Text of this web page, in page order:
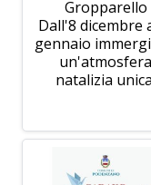
Gropparello
Dall'8 dicembre
gennaio
un'atmosfera
natalizia